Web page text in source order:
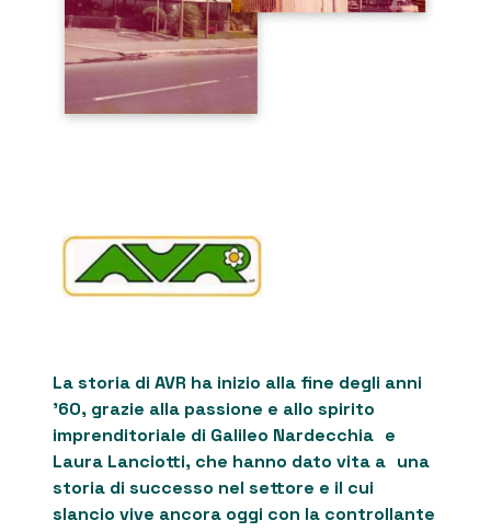
La storia di AVR ha inizio alla fine degli anni
’60, grazie alla passione e allo spirito
imprenditoriale di Galileo Nardecchia e
Laura Lanciotti, che hanno dato vita a una
storia di successo nel settore e il cui
slancio vive ancora oggi con la controllante